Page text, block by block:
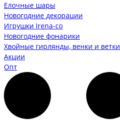
Елочные шары
Новогодние декорации
Игрушки Irena-co
Новогодние фонарики
Хвойные гирлянды, венки и ветки
Акции
Опт